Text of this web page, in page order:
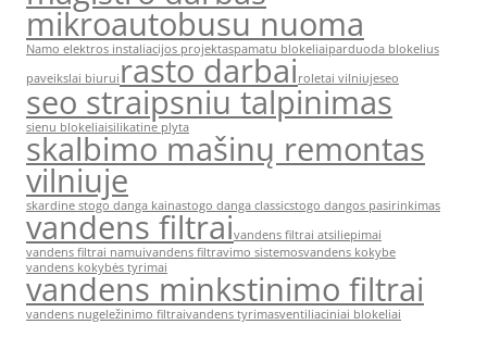
mikroautobusu nuoma
Namo elektros instaliacijos projektaspamatu blokeliaiparduoda blokelius
paveikslai biurui rasto darbai roletai vilniujeseo
seo straipsniu talpinimas
sienu blokeliaisilikatine plyta
skalbimo mašinų remontas
vilniuje
skardine stogo danga kainastogo danga classicstogo dangos pasirinkimas
vandens filtraivandens filtrai atsiliepimai
vandens filtrai namuivandens filtravimo sistemosvandens kokybe
vandens kokybės tyrimai
vandens minkstinimo filtrai
vandens nugeležinimo filtraivandens tyrimasventiliaciniai blokeliai